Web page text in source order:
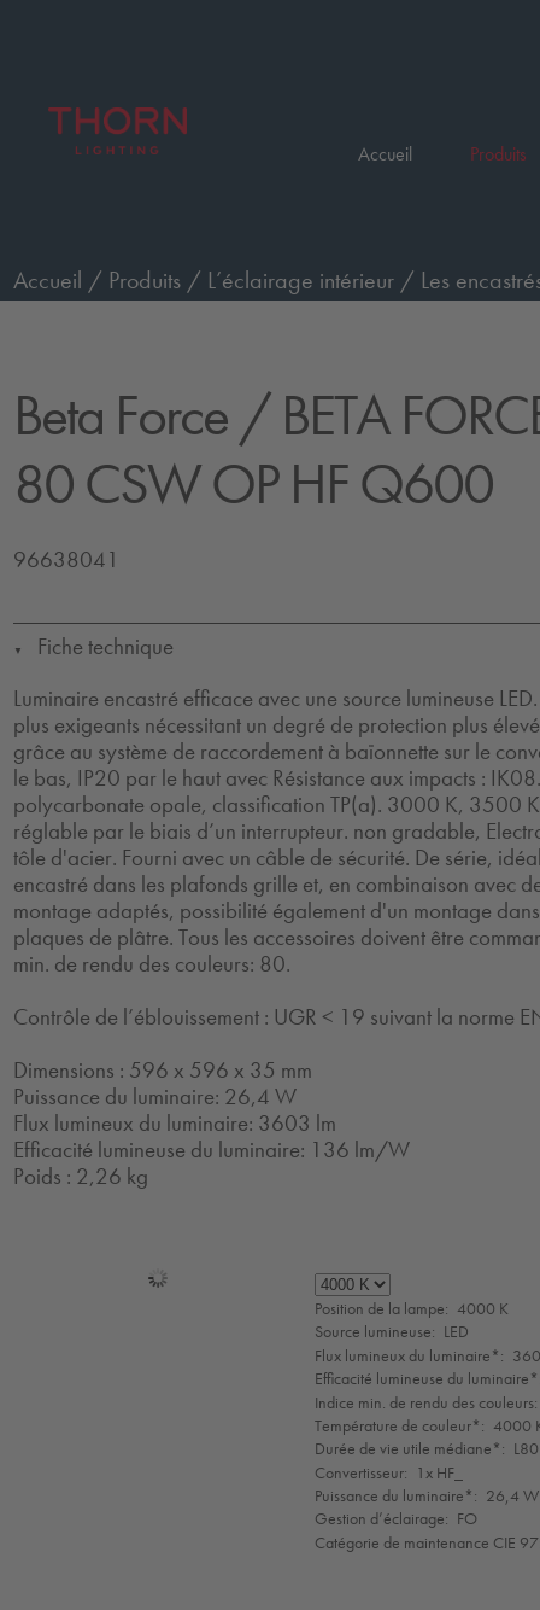
Accueil Produits
Accueil / Produits / L’éclairage intérieur / Les
Beta Force / BETA
80 CSW OP HF Q600
96638041
▼
Fiche technique
Luminaire encastré efficace avec une source lumineuse
plus exigeants nécessitant un degré de protection plus
grâce au système de raccordement à baïonnette sur le
le bas, IP20 par le haut avec Résistance aux impacts :
polycarbonate opale, classification TP(a). 3000 K, 3500
réglable par le biais d’un interrupteur. non gradable,
tôle d'acier. Fourni avec un câble de sécurité. De série,
encastré dans les plafonds grille et, en combinaison avec
montage adaptés, possibilité également d'un montage
plaques de plâtre. Tous les accessoires doivent être
min. de rendu des couleurs: 80.
Contrôle de l’éblouissement : UGR < 19 suivant la norme
Dimensions : 596 x 596 x 35 mm
Puissance du luminaire: 26,4 W
Flux lumineux du luminaire: 3603 lm
Efficacité lumineuse du luminaire: 136 lm/W
Poids : 2,26 kg
Sélection
de
mode
Position de la lampe: 4000 K
Source lumineuse: LED
Flux lumineux du luminaire*:
Efficacité lumineuse du
Indice min. de rendu des couleurs:
Température de couleur*: 4000
Durée de vie utile médiane*:
Convertisseur: 1x HF_
Puissance du luminaire*: 26,4 W
Gestion d’éclairage: FO
Catégorie de maintenance CIE